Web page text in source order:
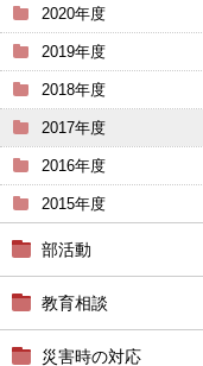
2020年度
2019年度
2018年度
2017年度
2016年度
2015年度
部活動
教育相談
災害時の対応